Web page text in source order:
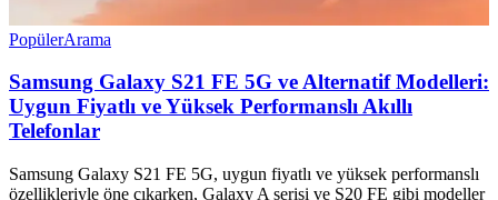
PopülerArama
Samsung Galaxy S21 FE 5G ve Alternatif Modelleri:
Uygun Fiyatlı ve Yüksek Performanslı Akıllı
Telefonlar
Samsung Galaxy S21 FE 5G, uygun fiyatlı ve yüksek performanslı
özellikleriyle öne çıkarken, Galaxy A serisi ve S20 FE gibi modeller